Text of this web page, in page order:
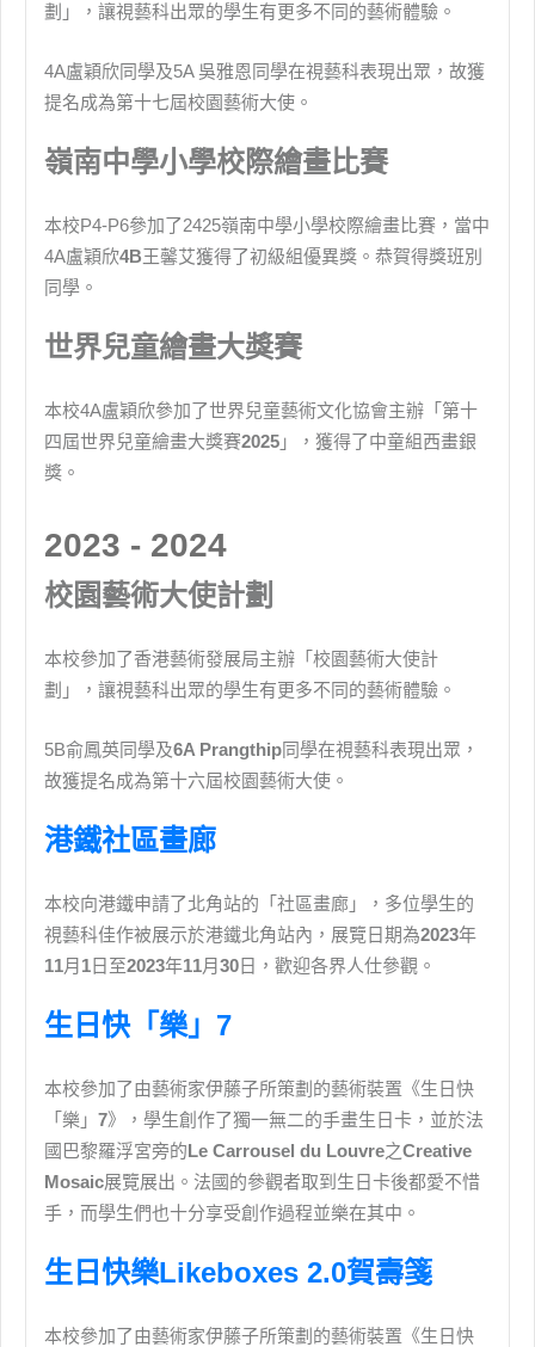
劃」，讓視藝科出眾的學生有更多不同的藝術體驗。
4A盧穎欣同學及5A 吳雅恩同學在視藝科表現出眾，故獲
提名成為第十七屆校園藝術大使。
嶺南中學小學校際繪畫比賽
本校P4-P6參加了2425嶺南中學小學校際繪畫比賽，當中
4A盧穎欣4B王馨艾獲得了初級組優異獎。恭賀得獎班別
同學。
世界兒童繪畫大獎賽
本校4A盧穎欣參加了世界兒童藝術文化協會主辦「第十
四屆世界兒童繪畫大獎賽2025 」，獲得了中童組西畫銀
獎。
2023 - 2024
校園藝術大使計劃
本校參加了香港藝術發展局主辦「校園藝術大使計
劃」，讓視藝科出眾的學生有更多不同的藝術體驗。
5B俞鳳英同學及6A Prangthip同學在視藝科表現出眾，
故獲提名成為第十六屆校園藝術大使。
港鐵社區畫廊
本校向港鐵申請了北角站的「社區畫廊」，多位學生的
視藝科佳作被展示於港鐵北角站內，展覽日期為2023年
11月 1日至2023年11月 30日，歡迎各界人仕參觀。
生日快「樂」7
本校參加了由藝術家伊藤子所策劃的藝術裝置《生日快
「樂」 7》，學生創作了獨一無二的手畫生日卡，並於法
國巴黎羅浮宮旁的Le Carrousel du Louvre之Creative
Mosaic展覽展出。法國的參觀者取到生日卡後都愛不惜
手，而學生們也十分享受創作過程並樂在其中。
生日快樂Likeboxes 2.0賀壽箋
本校參加了由藝術家伊藤子所策劃的藝術裝置《生日快